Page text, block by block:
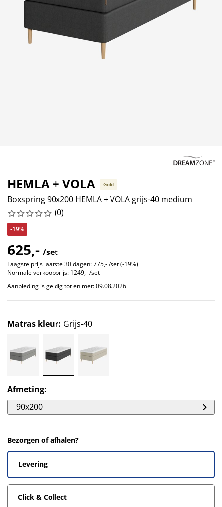
en accessoires
HEMLA + VOLA Gold
Boxspring 90x200 HEMLA + VOLA grijs-40 medium
(0)
-19%
625,- /set
Laagste prijs laatste 30 dagen:775,- /set (-19%)
Normale verkoopprijs: 1249,- /set
Aanbieding is geldig tot en met: 09.08.2026
Matras kleur: Grijs-40
Afmeting:
90x200
Bezorgen of afhalen?
Levering
Click & Collect